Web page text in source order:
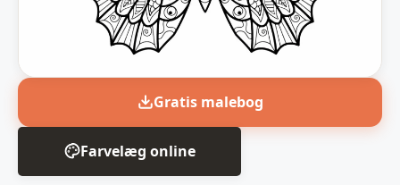
Gratis malebog
Farvelæg online